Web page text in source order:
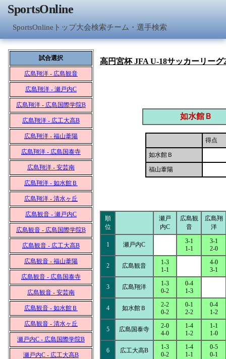
SportsOnline
SportsOnlineトップ大会検索チーム・選手検索
試合選択
広島翔洋 - 広島観音
広島翔洋 - 瀬戸内C
広島翔洋 - 広島国際学院B
広島翔洋 - 広工大高B
広島翔洋 - 福山葦陽
広島翔洋 - 広島国泰寺
広島翔洋 - 安芸南
広島翔洋 - 如水館Ｂ
広島翔洋 - 清水ヶ丘
広島観音 - 瀬戸内C
広島観音 - 広島国際学院B
広島観音 - 広工大高B
広島観音 - 福山葦陽
広島観音 - 広島国泰寺
広島観音 - 安芸南
広島観音 - 如水館Ｂ
広島観音 - 清水ヶ丘
瀬戸内C - 広島国際学院B
瀬戸内C - 広工大高B
高円宮杯 JFA U-18サッカーリーグ
如水館Ｂ
得点
如水館Ｂ
福山葦陽
順
位
瀬戸
内C
広島観
音
広島翔
洋
1 瀬戸内C
3-1
1-1
3-1
2-0
2 広島観音
1-3
1-1
4-0
3-1
3 広島翔洋
1-3
0-2
0-4
1-3
4 如水館Ｂ
2-2
0-2
0-1
2-2
0-4
1-2
5 広島国泰寺
2-0
4-0
1-4
1-2
1-1
1-0
6 広工大高B
1-3
0-2
1-4
1-1
0-5
0-1